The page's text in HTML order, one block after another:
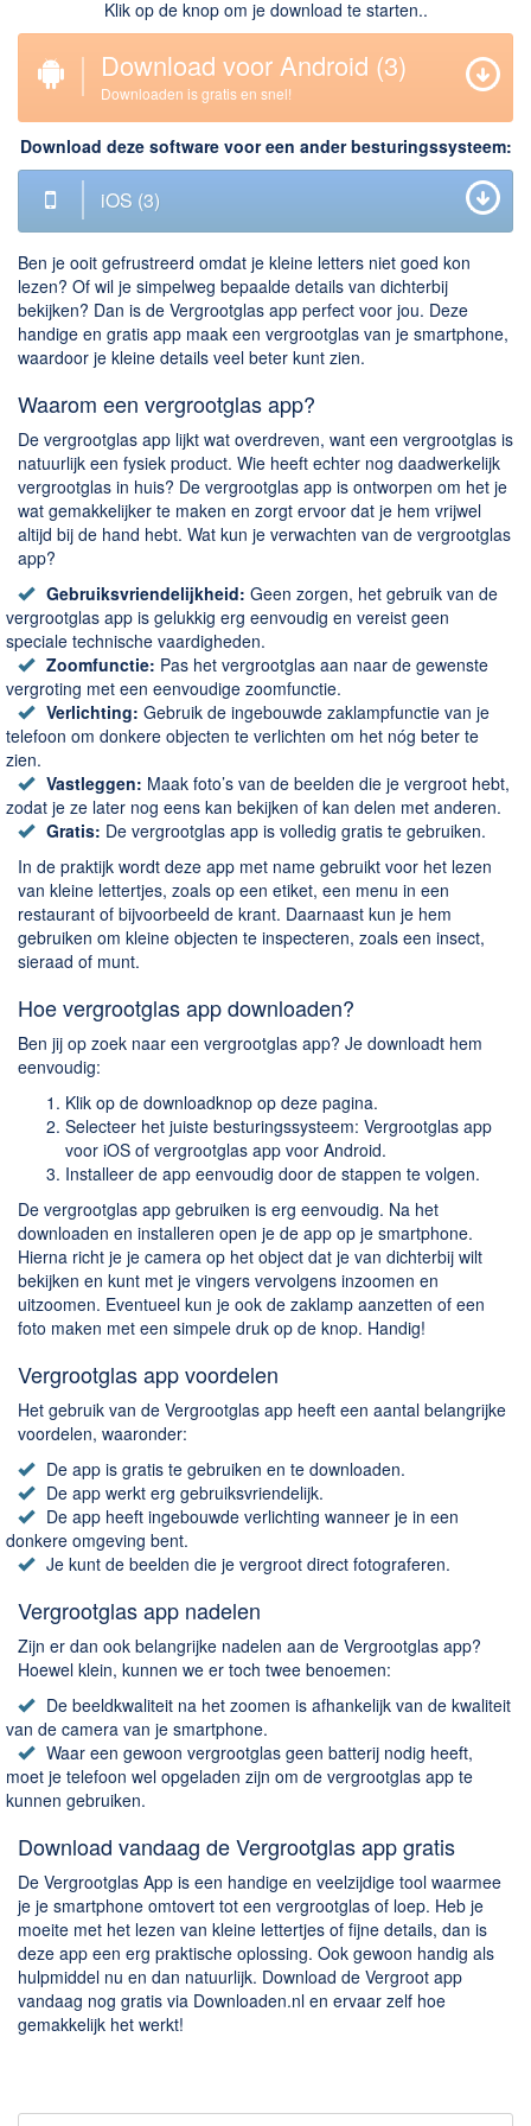
Downloaden
BitTorrent Clients
Nieuwslezers (Downloaden via usenet)
Onderhoud & Veiligheid
Computer opschonen
Productiviteit
Adresboek en contacten
Planning en organisatie
Tekst en Administratie
Overige
Algemeen
Chatten en bellen
Dating apps
Parkeer apps
Rar en Zip (Compressie - Unzip)
Shopping
Spelletjes en Games
Webbrowsers
Klik op de knop om je download te starten..
Download voor Android (2)
Downloaden is gratis en snel!
Download deze software voor een ander besturingssysteem:
iOS (2)
Ben je ooit gefrustreerd omdat je kleine letters niet goed kon
lezen? Of wil je simpelweg bepaalde details van dichterbij
bekijken? Dan is de Vergrootglas app perfect voor jou. Deze
handige en gratis app maak een vergrootglas van je smartphone,
waardoor je kleine details veel beter kunt zien.
Waarom een vergrootglas app?
De vergrootglas app lijkt wat overdreven, want een vergrootglas is
natuurlijk een fysiek product. Wie heeft echter nog daadwerkelijk
vergrootglas in huis? De vergrootglas app is ontworpen om het je
wat gemakkelijker te maken en zorgt ervoor dat je hem vrijwel
altijd bij de hand hebt. Wat kun je verwachten van de vergrootglas
app?
Gebruiksvriendelijkheid: Geen zorgen, het gebruik van de
vergrootglas app is gelukkig erg eenvoudig en vereist geen
speciale technische vaardigheden.
Zoomfunctie: Pas het vergrootglas aan naar de gewenste
vergroting met een eenvoudige zoomfunctie.
Verlichting: Gebruik de ingebouwde zaklampfunctie van je
telefoon om donkere objecten te verlichten om het nóg beter te
zien.
Vastleggen: Maak foto’s van de beelden die je vergroot hebt,
zodat je ze later nog eens kan bekijken of kan delen met anderen.
Gratis: De vergrootglas app is volledig gratis te gebruiken.
In de praktijk wordt deze app met name gebruikt voor het lezen
van kleine lettertjes, zoals op een etiket, een menu in een
restaurant of bijvoorbeeld de krant. Daarnaast kun je hem
gebruiken om kleine objecten te inspecteren, zoals een insect,
sieraad of munt.
Hoe vergrootglas app downloaden?
Ben jij op zoek naar een vergrootglas app? Je downloadt hem
eenvoudig:
Klik op de downloadknop op deze pagina.
Selecteer het juiste besturingssysteem: Vergrootglas app
voor iOS of vergrootglas app voor Android.
Installeer de app eenvoudig door de stappen te volgen.
De vergrootglas app gebruiken is erg eenvoudig. Na het
downloaden en installeren open je de app op je smartphone.
Hierna richt je je camera op het object dat je van dichterbij wilt
bekijken en kunt met je vingers vervolgens inzoomen en
uitzoomen. Eventueel kun je ook de zaklamp aanzetten of een
foto maken met een simpele druk op de knop. Handig!
Vergrootglas app voordelen
Het gebruik van de Vergrootglas app heeft een aantal belangrijke
voordelen, waaronder:
De app is gratis te gebruiken en te downloaden.
De app werkt erg gebruiksvriendelijk.
De app heeft ingebouwde verlichting wanneer je in een
donkere omgeving bent.
Je kunt de beelden die je vergroot direct fotograferen.
Vergrootglas app nadelen
Zijn er dan ook belangrijke nadelen aan de Vergrootglas app?
Hoewel klein, kunnen we er toch twee benoemen:
De beeldkwaliteit na het zoomen is afhankelijk van de kwaliteit
van de camera van je smartphone.
Waar een gewoon vergrootglas geen batterij nodig heeft,
moet je telefoon wel opgeladen zijn om de vergrootglas app te
kunnen gebruiken.
Download vandaag de Vergrootglas app gratis
De Vergrootglas App is een handige en veelzijdige tool waarmee
je je smartphone omtovert tot een vergrootglas of loep. Heb je
moeite met het lezen van kleine lettertjes of fijne details, dan is
deze app een erg praktische oplossing. Ook gewoon handig als
hulpmiddel nu en dan natuurlijk. Download de Vergroot app
vandaag nog gratis via Downloaden.nl en ervaar zelf hoe
gemakkelijk het werkt!